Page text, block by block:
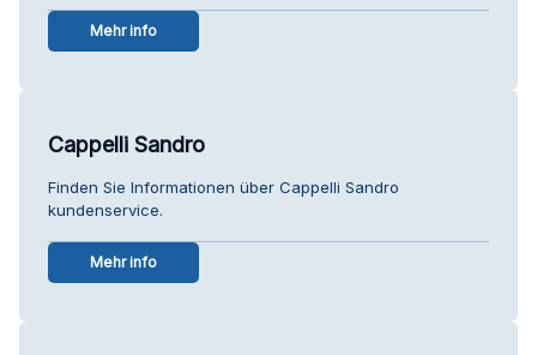
Mehr info
Cappelli Sandro
Finden Sie Informationen über Cappelli Sandro
kundenservice.
Mehr info